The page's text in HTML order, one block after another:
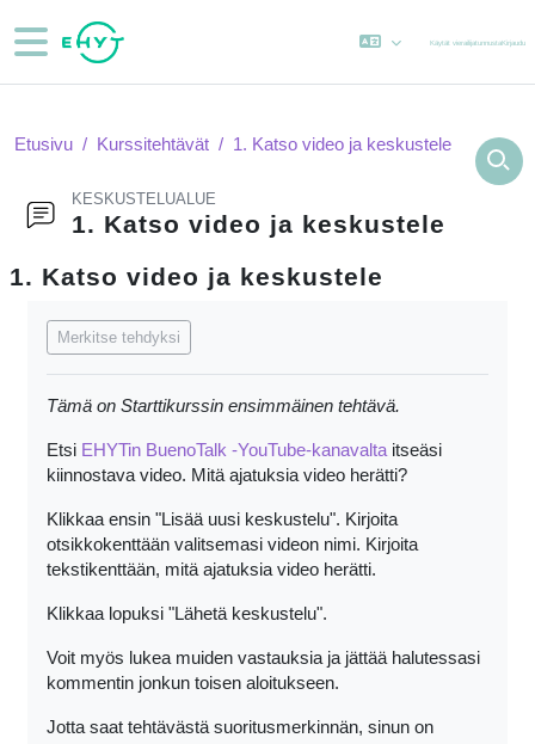
Sivupaneeli
Käytät vierailijatunnustaKirjaudu
Etusivu Kurssitehtävät 1. Katso video ja keskustele
KESKUSTELUALUE
1. Katso video ja keskustele
1. Katso video ja keskustele
Merkitse tehdyksi
Tämä on Starttikurssin ensimmäinen tehtävä.
Etsi EHYTin BuenoTalk -YouTube-kanavalta itseäsi
kiinnostava video. Mitä ajatuksia video herätti?
Klikkaa ensin "Lisää uusi keskustelu". Kirjoita
otsikkokenttään valitsemasi videon nimi. Kirjoita
tekstikenttään, mitä ajatuksia video herätti.
Klikkaa lopuksi "Lähetä keskustelu".
Voit myös lukea muiden vastauksia ja jättää halutessasi
kommentin jonkun toisen aloitukseen.
Jotta saat tehtävästä suoritusmerkinnän, sinun on